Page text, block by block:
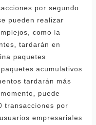
por segundo.
pueden realizar
como la
tardarán en
paquetes
acumulativos
tardarán más
puede
transacciones por
empresariales